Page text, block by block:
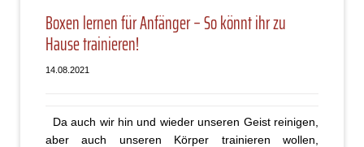
Boxen lernen für Anfänger – So könnt ihr zu
Hause trainieren!
14.08.2021
Da auch wir hin und wieder unseren Geist reinigen,
aber auch unseren Körper trainieren wollen,